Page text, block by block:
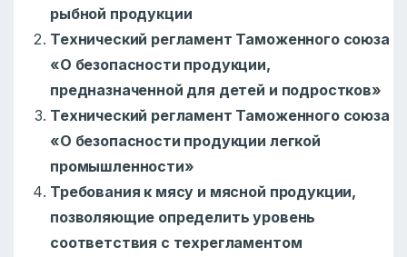
рыбной продукции
Технический регламент Таможенного союза
«О безопасности продукции,
предназначенной для детей и подростков»
Технический регламент Таможенного союза
«О безопасности продукции легкой
промышленности»
Требования к мясу и мясной продукции,
позволяющие определить уровень
соответствия с техрегламентом